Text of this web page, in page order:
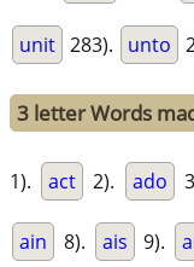
unit 283). unto
3 letter Words
1). act 2). ado
ain 8). ais 9).